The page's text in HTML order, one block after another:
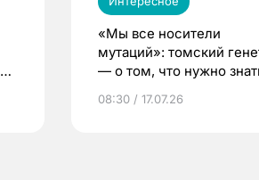
«Мы все носители
мутаций»: томский
— о том, что нужно
08:30 / 17.07.26